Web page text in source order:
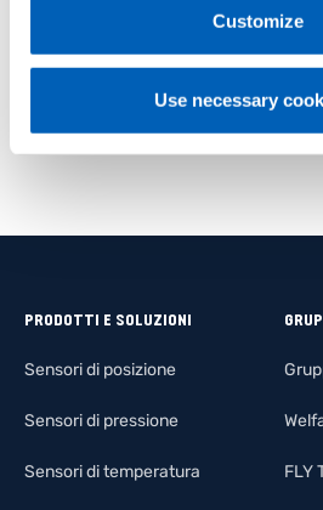
Gefran - Privacy Policy.
Customize
Use necessary
specializzata in AI industriale, in
investito nel gennaio scorso.
PRODOTTI E SOLUZIONI
Sensori di posizione
Sensori di pressione
Sensori di temperatura FLY